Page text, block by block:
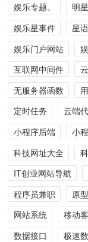
娱乐专题。
明
娱乐星事件
星
娱乐门户网站
互联网中间件
无服务器函数
定时任务
云端
小程序后端
小
科技网址大全
IT创业网站导航
程序员兼职
原
网站系统
移动
数据接口
极速